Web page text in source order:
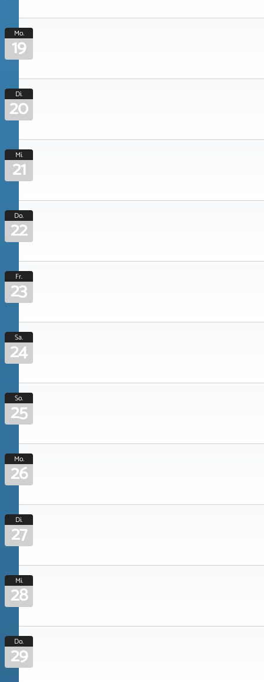
Mo.
19
Di.
20
Mi.
21
Do.
22
Fr.
23
Sa.
24
So.
25
Mo.
26
Di.
27
Mi.
28
Do.
29